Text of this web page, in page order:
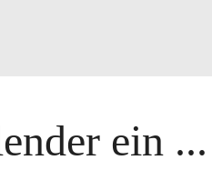
ein ...